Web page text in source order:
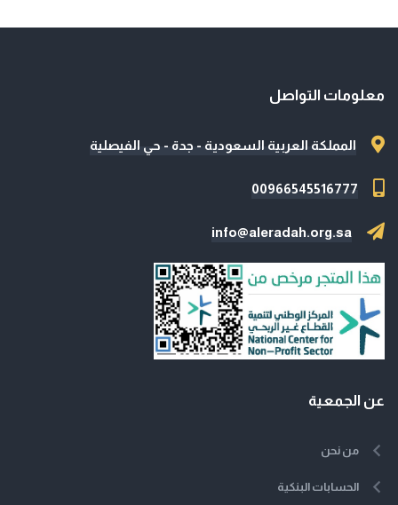
معلومات التواصل
المملكة العربية السعودية - جدة - حي الفيصلية
00966545516777
info@aleradah.org.sa
عن الجمعية
من نحن
الحسابات البنكية